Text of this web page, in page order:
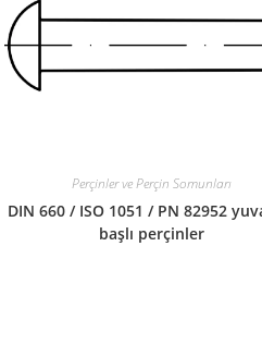
Perçinler ve Perçin Somunları
DIN 660 / ISO 1051 / PN 82952
başlı perçinler